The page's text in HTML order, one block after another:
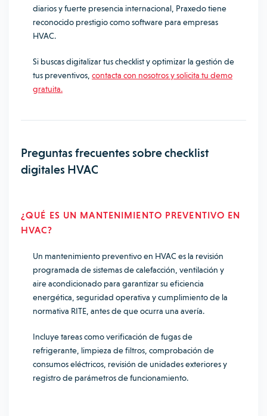
diarios y fuerte presencia internacional, Praxedo tiene
reconocido prestigio como software para empresas
HVAC.
Si buscas digitalizar tus checklist y optimizar la gestión de
tus preventivos contacta con nosotros y solicita tu demo
gratuita.
Preguntas frecuentes sobre checklist
digitales HVAC
¿QUÉ ES UN MANTENIMIENTO PREVENTIVO EN
HVAC?
Un mantenimiento preventivo en HVAC es la revisión
programada de sistemas de calefacción, ventilación y
aire acondicionado para garantizar su eficiencia
energética, seguridad operativa y cumplimiento de la
normativa RITE, antes de que ocurra una avería.
Incluye tareas como verificación de fugas de
refrigerante, limpieza de filtros, comprobación de
consumos eléctricos, revisión de unidades exteriores y
registro de parámetros de funcionamiento.